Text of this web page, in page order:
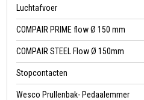
Luchtafvoer
COMPAIR PRIME flow Ø 150 mm
COMPAIR STEEL Flow Ø 150mm
Stopcontacten
Wesco Prullenbak- Pedaalemmer